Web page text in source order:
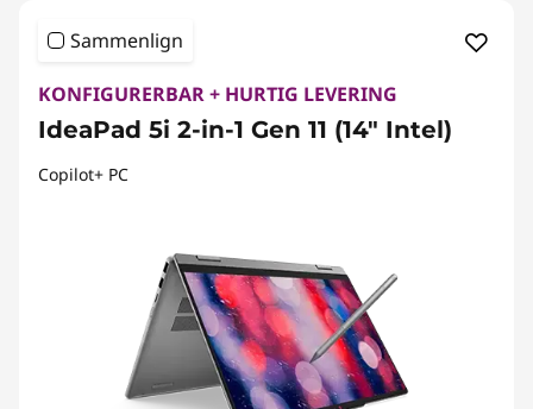
Sammenlign
KONFIGURERBAR + HURTIG LEVERING
IdeaPad 5i 2-in-1 Gen 11 (14" Intel)
Copilot+ PC